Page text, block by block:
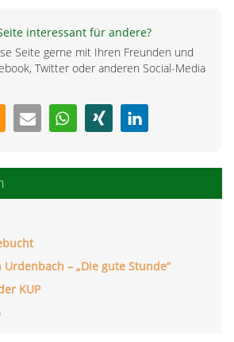
interessant für andere?
Seite gerne mit Ihren Freunden und
Twitter oder anderen Social-Media
– „Die gute Stunde“
KUP